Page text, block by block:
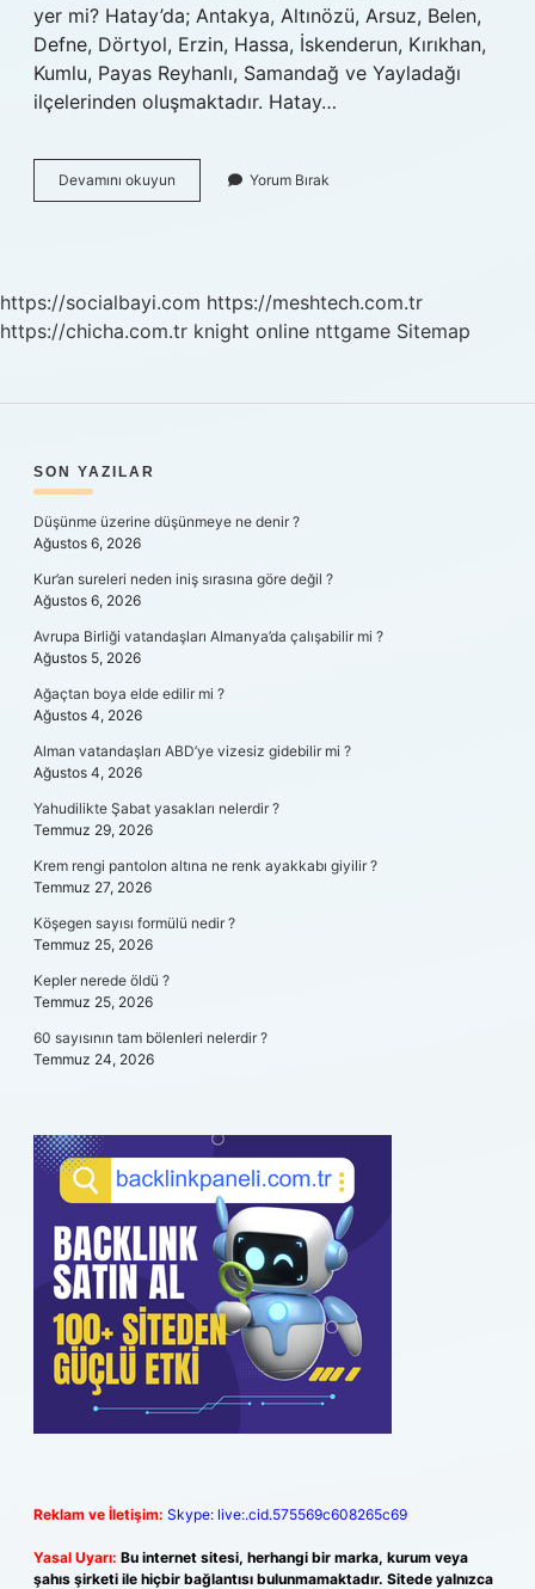
yer mi? Hatay’da; Antakya, Altınözü, Arsuz, Belen,
Defne, Dörtyol, Erzin, Hassa, İskenderun, Kırıkhan,
Kumlu, Payas Reyhanlı, Samandağ ve Yayladağı
ilçelerinden oluşmaktadır. Hatay…
Devamını okuyun Antakya
Hatay
Yorum Bırak
https://socialbayi.com https://meshtech.com.tr
https://chicha.com.tr knight online nttgame Sitemap
SIDEBAR
SON YAZILAR
Düşünme üzerine düşünmeye ne denir ?
Ağustos 6, 2026
Kur’an sureleri neden iniş sırasına göre değil ?
Ağustos 6, 2026
Avrupa Birliği vatandaşları Almanya’da çalışabilir mi ?
Ağustos 5, 2026
Ağaçtan boya elde edilir mi ?
Ağustos 4, 2026
Alman vatandaşları ABD’ye vizesiz gidebilir mi ?
Ağustos 4, 2026
Yahudilikte Şabat yasakları nelerdir ?
Temmuz 29, 2026
Krem rengi pantolon altına ne renk ayakkabı giyilir ?
Temmuz 27, 2026
Köşegen sayısı formülü nedir ?
Temmuz 25, 2026
Kepler nerede öldü ?
Temmuz 25, 2026
60 sayısının tam bölenleri nelerdir ?
Temmuz 24, 2026
Reklam ve İletişim: Skype: live:.cid.575569c608265c69
Yasal Uyarı: Bu internet sitesi, herhangi bir marka, kurum veya
şahıs şirketi ile hiçbir bağlantısı bulunmamaktadır. Sitede yalnızca